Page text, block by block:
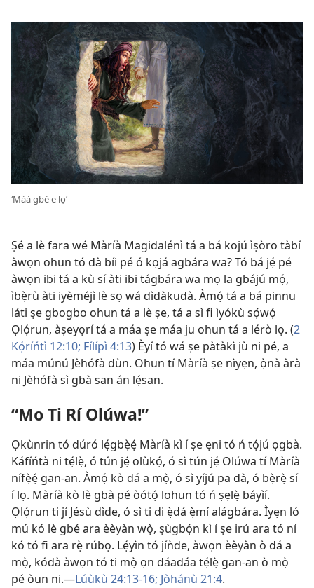
‘Màá gbé e lọ’
Ṣé a lè fara wé Màríà Magidalénì tá a bá kojú ìṣòro tàbí
àwọn ohun tó dà bíi pé ó kọjá agbára wa? Tó bá jẹ́ pé
àwọn ibi tá a kù sí àti ibi tágbára wa mọ la gbájú mọ́,
ìbẹ̀rù àti iyèméjì lè sọ wá dìdàkudà. Àmọ́ tá a bá pinnu
láti ṣe gbogbo ohun tá a lè ṣe, tá a sì fi ìyókù sọ́wọ́
Ọlọ́run, àṣeyọrí tá a máa ṣe máa ju ohun tá a lérò lọ. (2
Kọ́ríńtì 12:10; Fílípì 4:13) Èyí tó wá ṣe pàtàkì jù ni pé, a
máa múnú Jèhófà dùn. Ohun tí Màríà ṣe nìyẹn, ọ̀nà àrà
ni Jèhófà sì gbà san án lẹ́san.
“Mo Ti Rí Olúwa!”
Ọkùnrin tó dúró lẹ́gbẹ̀ẹ́ Màríà kì í ṣe ẹni tó ń tọ́jú ọgbà.
Káfíńtà ni tẹ́lẹ̀, ó tún jẹ́ olùkọ́, ó sì tún jẹ́ Olúwa tí Màríà
nífẹ̀ẹ́ gan-an. Àmọ́ kò dá a mọ̀, ó sì yíjú pa dà, ó bẹ̀rẹ̀ sí
í lọ. Màríà kò lè gbà pé òótọ́ lohun tó ń ṣẹlẹ̀ báyìí.
Ọlọ́run ti jí Jésù dìde, ó sì ti di ẹ̀dá ẹ̀mí alágbára. Ìyẹn ló
mú kó lè gbé ara èèyàn wọ̀, ṣùgbọ́n kì í ṣe irú ara tó ní
kó tó fi ara rẹ̀ rúbọ. Lẹ́yìn tó jíǹde, àwọn èèyàn ò dá a
mọ̀, kódà àwọn tó ti mọ̀ ọn dáadáa tẹ́lẹ̀ gan-an ò mọ̀
pé òun ni.—Lúùkù 24:13-16; Jòhánù 21:4.